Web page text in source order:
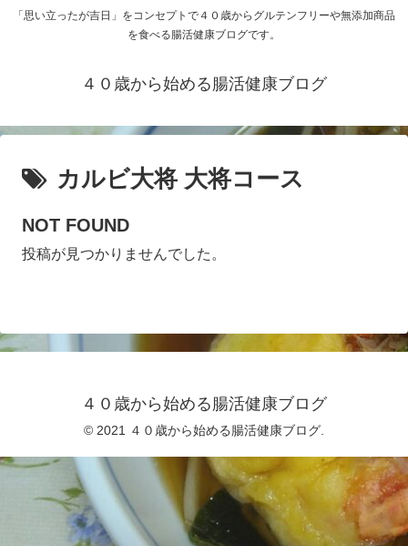
「思い立ったが吉日」をコンセプトで４０歳からグルテンフリーや無添加商品
を食べる腸活健康ブログです。
４０歳から始める腸活健康ブログ
カルビ大将 大将コース
NOT FOUND
投稿が見つかりませんでした。
４０歳から始める腸活健康ブログ
© 2021 ４０歳から始める腸活健康ブログ.